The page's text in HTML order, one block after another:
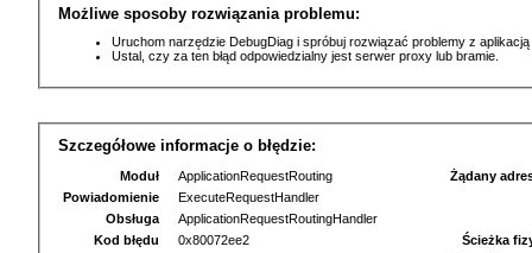
Możliwe sposoby rozwiązania problemu:
Uruchom narzędzie DebugDiag i spróbuj rozwiązać problemy z
Ustal, czy za ten błąd odpowiedzialny jest serwer proxy lub bramie.
Szczegółowe informacje o błędzie:
Moduł
ApplicationRequestRouting
Powiadomienie
ExecuteRequestHandler
Obsługa
ApplicationRequestRoutingHandler
Kod błędu
0x80072ee2
Żądany
Ścieżka